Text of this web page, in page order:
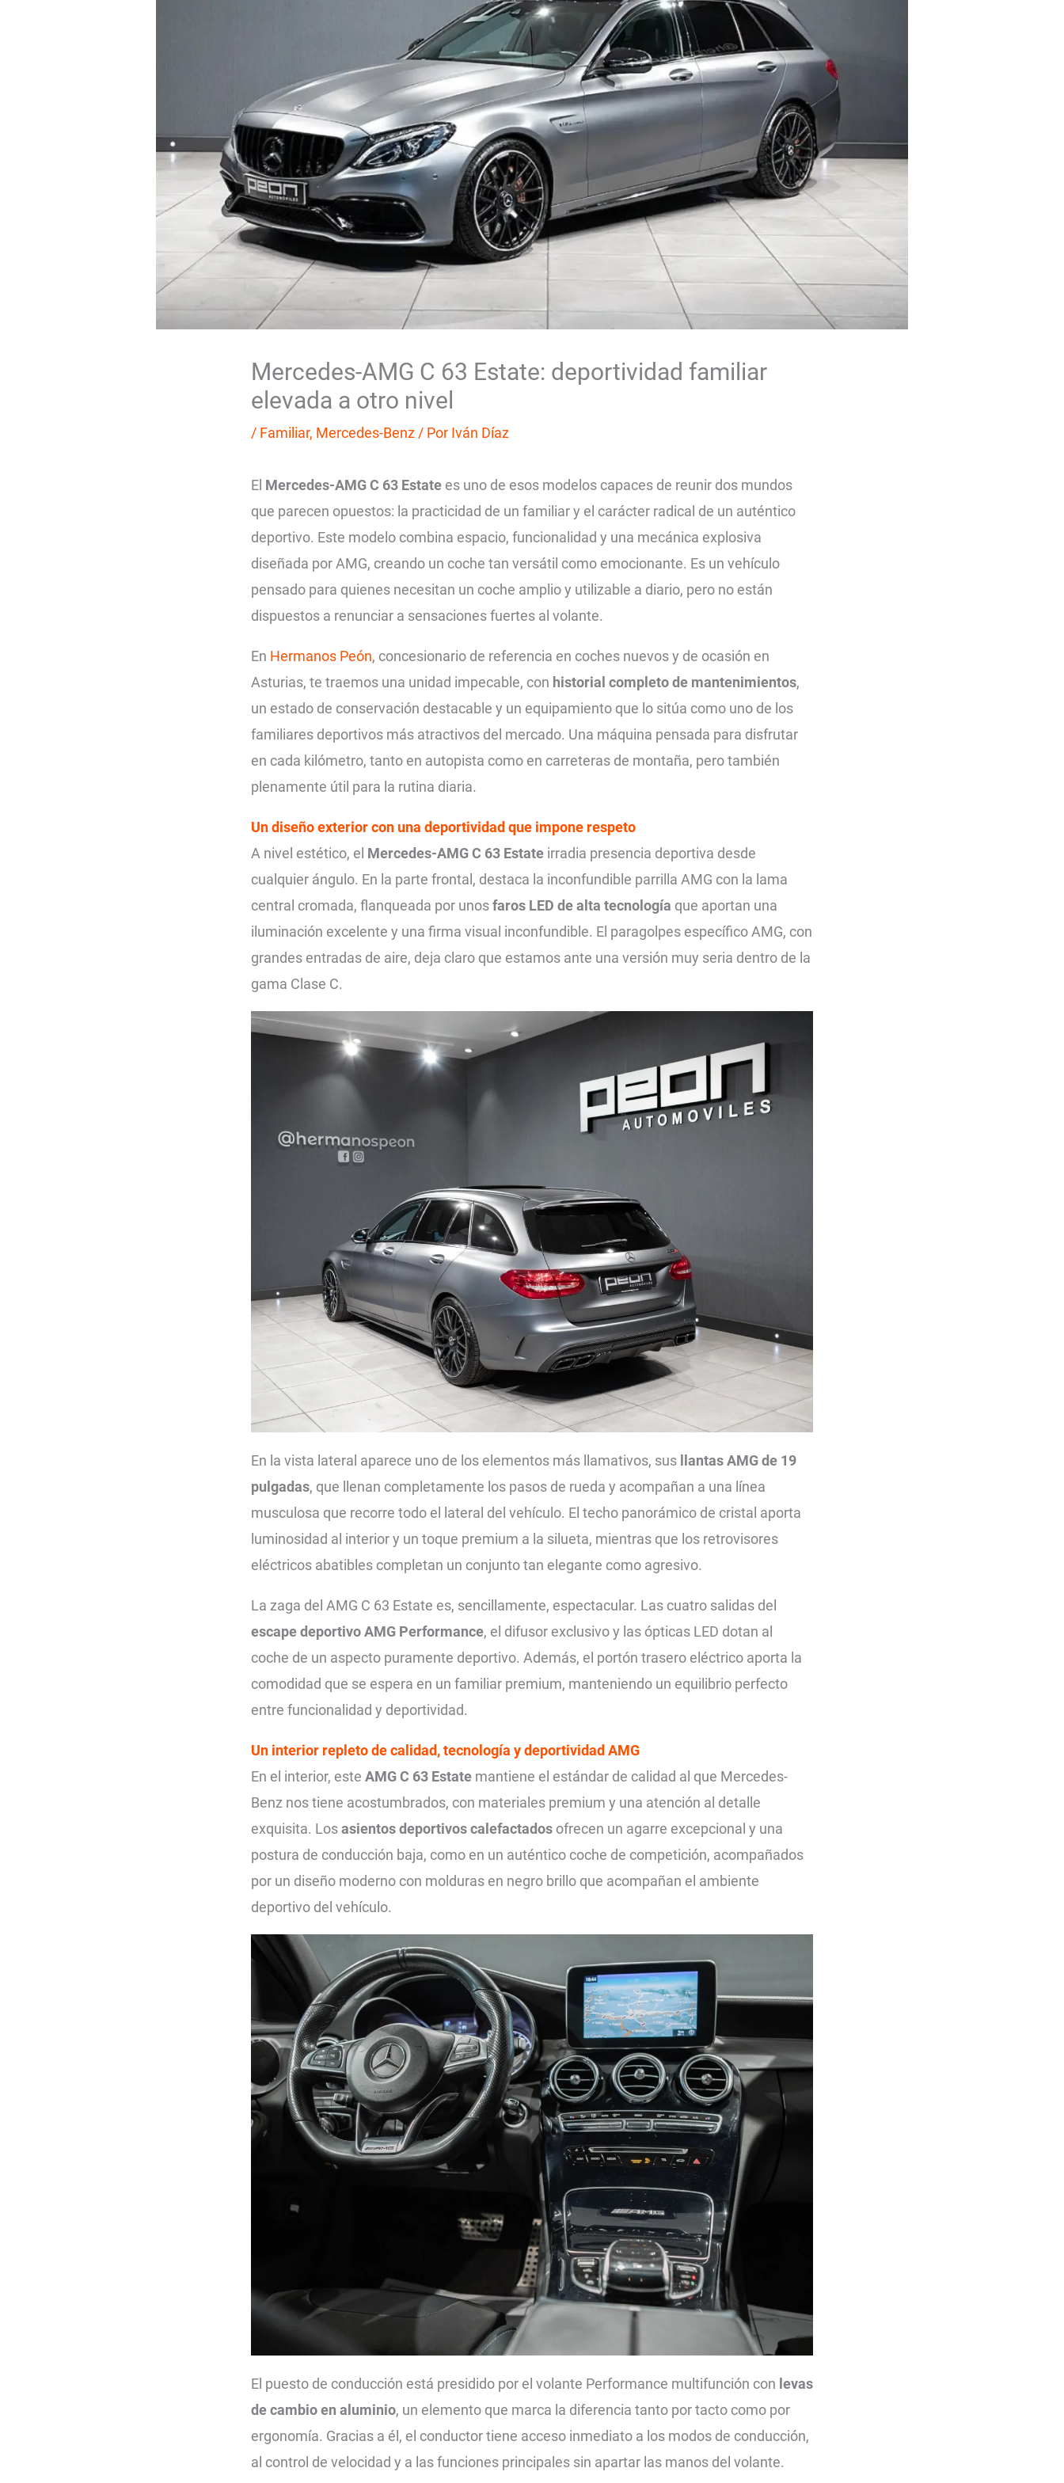
Mercedes-AMG C 63 Estate: deportividad familiar
elevada a otro nivel
/ Familiar, Mercedes-Benz / Por Iván Díaz
El Mercedes-AMG C 63 Estate es uno de esos modelos capaces de reunir dos mundos
que parecen opuestos: la practicidad de un familiar y el carácter radical de un auténtico
deportivo. Este modelo combina espacio, funcionalidad y una mecánica explosiva
diseñada por AMG, creando un coche tan versátil como emocionante. Es un vehículo
pensado para quienes necesitan un coche amplio y utilizable a diario, pero no están
dispuestos a renunciar a sensaciones fuertes al volante.
En Hermanos Peón, concesionario de referencia en coches nuevos y de ocasión en
Asturias, te traemos una unidad impecable, con historial completo de mantenimientos,
un estado de conservación destacable y un equipamiento que lo sitúa como uno de los
familiares deportivos más atractivos del mercado. Una máquina pensada para disfrutar
en cada kilómetro, tanto en autopista como en carreteras de montaña, pero también
plenamente útil para la rutina diaria.
Un diseño exterior con una deportividad que impone respeto
A nivel estético, el Mercedes-AMG C 63 Estate irradia presencia deportiva desde
cualquier ángulo. En la parte frontal, destaca la inconfundible parrilla AMG con la lama
central cromada, flanqueada por unosfaros LED de alta tecnología que aportan una
iluminación excelente y una firma visual inconfundible. El paragolpes específico AMG, con
grandes entradas de aire, deja claro que estamos ante una versión muy seria dentro de la
gama Clase C.
En la vista lateral aparece uno de los elementos más llamativos, sus llantas AMG de 19
pulgadas, que llenan completamente los pasos de rueda y acompañan a una línea
musculosa que recorre todo el lateral del vehículo. El techo panorámico de cristal aporta
luminosidad al interior y un toque premium a la silueta, mientras que los retrovisores
eléctricos abatibles completan un conjunto tan elegante como agresivo.
La zaga del AMG C 63 Estate es, sencillamente, espectacular. Las cuatro salidas del
escape deportivo AMG Performance, el difusor exclusivo y las ópticas LED dotan al
coche de un aspecto puramente deportivo. Además, el portón trasero eléctrico aporta la
comodidad que se espera en un familiar premium, manteniendo un equilibrio perfecto
entre funcionalidad y deportividad.
Un interior repleto decalidad, tecnología y deportividad AMG
En el interior, este AMG C 63 Estate mantiene el estándar de calidad al que Mercedes-
Benz nos tiene acostumbrados, con materiales premium y una atención al detalle
exquisita. Losasientos deportivos calefactados ofrecen un agarre excepcional y una
postura de conducción baja, como en un auténtico coche de competición, acompañados
por un diseño moderno con molduras en negro brillo que acompañan el ambiente
deportivo del vehículo.
El puesto de conducción está presidido por el volante Performance multifunción con levas
de cambio en aluminio, un elemento que marca la diferencia tanto por tacto como por
ergonomía. Gracias a él, el conductor tiene acceso inmediato a los modos de conducción,
al control de velocidad y a las funciones principales sin apartar las manos del volante.